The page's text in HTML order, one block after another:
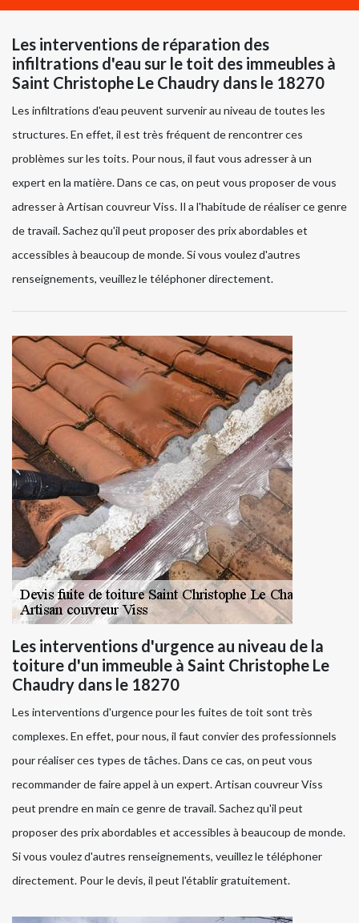
Les interventions de réparation des
infiltrations d'eau sur le toit des immeubles à
Saint Christophe Le Chaudry dans le 18270
Les infiltrations d'eau peuvent survenir au niveau de toutes les
structures. En effet, il est très fréquent de rencontrer ces
problèmes sur les toits. Pour nous, il faut vous adresser à un
expert en la matière. Dans ce cas, on peut vous proposer de vous
adresser à Artisan couvreur Viss. Il a l'habitude de réaliser ce genre
de travail. Sachez qu'il peut proposer des prix abordables et
accessibles à beaucoup de monde. Si vous voulez d'autres
renseignements, veuillez le téléphoner directement.
Les interventions d'urgence au niveau de la
toiture d'un immeuble à Saint Christophe Le
Chaudry dans le 18270
Les interventions d'urgence pour les fuites de toit sont très
complexes. En effet, pour nous, il faut convier des professionnels
pour réaliser ces types de tâches. Dans ce cas, on peut vous
recommander de faire appel à un expert. Artisan couvreur Viss
peut prendre en main ce genre de travail. Sachez qu'il peut
proposer des prix abordables et accessibles à beaucoup de monde.
Si vous voulez d'autres renseignements, veuillez le téléphoner
directement. Pour le devis, il peut l'établir gratuitement.